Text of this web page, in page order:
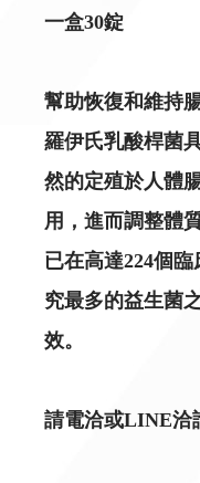
一盒30錠
幫助恢復和維持
羅伊氏乳酸桿菌
然的定殖於人體
用，進而調整體質
已在高達224個
究最多的益生菌
效。
請電洽或LINE洽